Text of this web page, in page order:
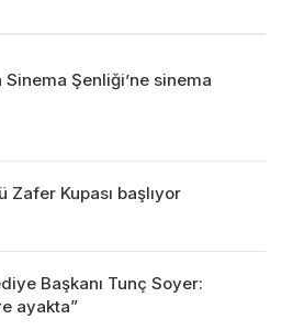
Şenliği’ne sinema
Zafer Kupası başlıyor
Başkanı Tunç Soyer:
ayakta”